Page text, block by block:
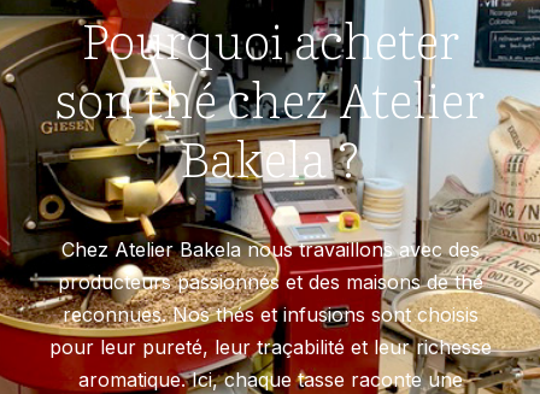
Pourquoi acheter
son thé chez Atelier
Bakela ?
Chez Atelier Bakela nous travaillons avec des
producteurs passionnés et des maisons de thé
reconnues. Nos thés et infusions sont choisis
pour leur pureté, leur traçabilité et leur richesse
aromatique. Ici, chaque tasse raconte une